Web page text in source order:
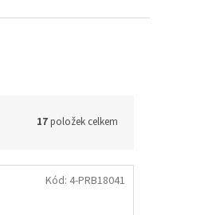
17položek celkem
Kód: 4-PRB18041